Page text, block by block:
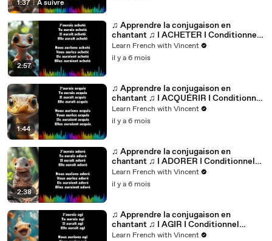
1:37 | À suivre
2:57
♫ Apprendre la conjugaison en
chantant ♫ I ACHETER I Conditionnel
Passé_
Learn French with Vincent
il y a 6 mois
1:44
♫ Apprendre la conjugaison en
chantant ♫ I ACQUÉRIR I Conditionnel
Passé_
Learn French with Vincent
il y a 6 mois
2:38
♫ Apprendre la conjugaison en
chantant ♫ I ADORER I Conditionnel
Passé_
Learn French with Vincent
il y a 6 mois
♫ Apprendre la conjugaison en
chantant ♫ I AGIR I Conditionnel
Passé_
Learn French with Vincent